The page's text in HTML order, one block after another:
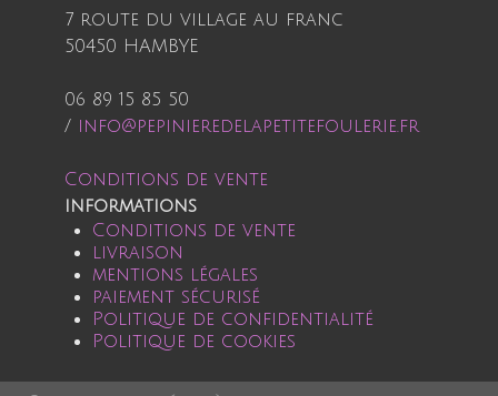
7 route du village au franc
50450 HAMBYE
06 89 15 85 50
/ info@pepinieredelapetitefoulerie.fr
Conditions de vente
informations
Conditions de vente
livraison
mentions légales
paiement sécurisé
Politique de confidentialité
Politique de cookies